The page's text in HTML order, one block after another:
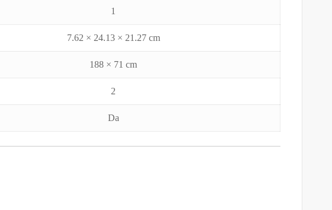
1
7.62 × 24.13 × 21.27 cm
188 × 71 cm
2
Da